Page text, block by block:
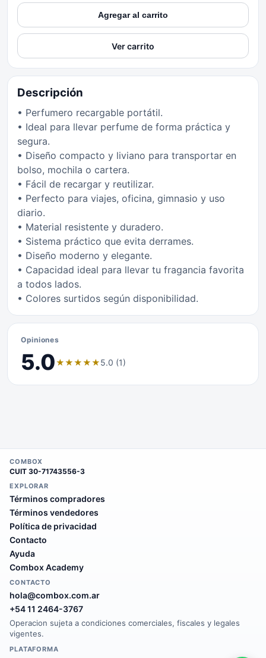
Agregar al carrito
Ver carrito
Descripción
• Perfumero recargable portátil.
• Ideal para llevar perfume de forma práctica y
segura.
• Diseño compacto y liviano para transportar en
bolso, mochila o cartera.
• Fácil de recargar y reutilizar.
• Perfecto para viajes, oficina, gimnasio y uso
diario.
• Material resistente y duradero.
• Sistema práctico que evita derrames.
• Diseño moderno y elegante.
• Capacidad ideal para llevar tu fragancia favorita
a todos lados.
• Colores surtidos según disponibilidad.
Opiniones
5.0★★★★★5.0 (1)
COMBOX
CUIT 30-71743556-3
EXPLORAR
Términos compradores
Términos vendedores
Política de privacidad
Contacto
Ayuda
Combox Academy
CONTACTO
hola@combox.com.ar
+54 11 2464-3767
Operacion sujeta a condiciones comerciales, fiscales y legales
vigentes.
PLATAFORMA